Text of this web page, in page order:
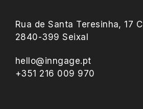
Rua de Santa Teresinha, 17 C
2840-399 Seixal
hello@inngage.pt
+351 216 009 970